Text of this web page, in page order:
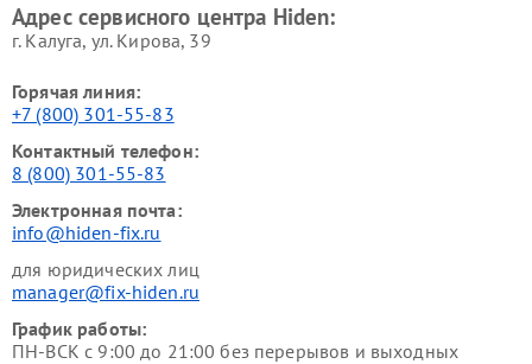
Адрес сервисного центра Hiden:
г. Калуга, ул. Кирова, 39
Горячая линия:
+7 (800) 301-55-83
Контактный телефон:
8 (800) 301-55-83
Электронная почта:
info@hiden-fix.ru
для юридических лиц
manager@fix-hiden.ru
График работы:
ПН-ВСК с 9:00 до 21:00 без перерывов и выходных